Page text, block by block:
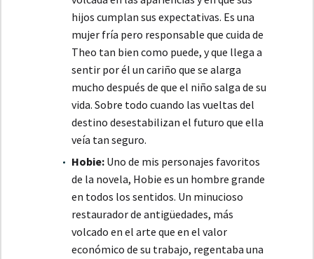
hijos cumplan sus expectativas. Es una
mujer fría pero responsable que cuida de
Theo tan bien como puede, y que llega a
sentir por él un cariño que se alarga
mucho después de que el niño salga de su
vida. Sobre todo cuando las vueltas del
destino desestabilizan el futuro que ella
veía tan seguro.
Hobie: Uno de mis personajes favoritos
de la novela, Hobie es un hombre grande
en todos los sentidos. Un minucioso
restaurador de antigüedades, más
volcado en el arte que en el valor
económico de su trabajo, regentaba una